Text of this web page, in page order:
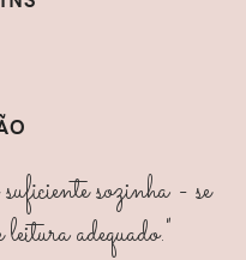
sozinha - se
adequado."